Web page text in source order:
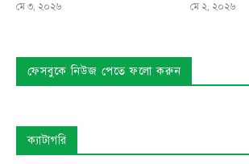
মে ৩, ২০২৬ মে ২, ২০২৬
ফেসবুকে নিউজ পেতে ফলো করুন
ক্যাটাগরি